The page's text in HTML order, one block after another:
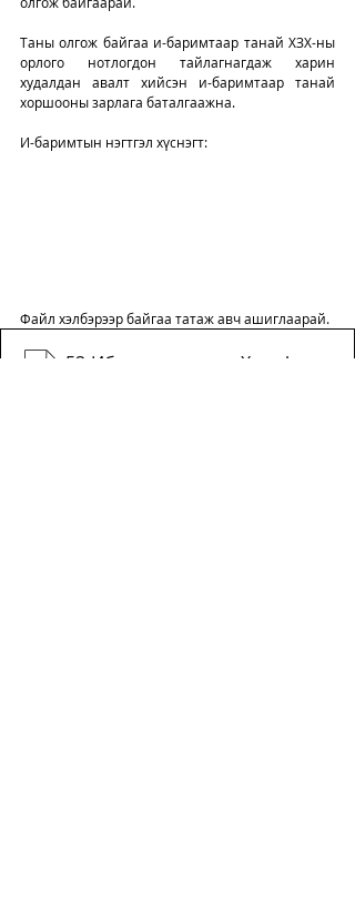
Таны олгож байгаа и-баримтаар танай ХЗХ-ны
орлого нотлогдон тайлагнагдаж харин
худалдан авалт хийсэн и-баримтаар танай
хоршооны зарлага баталгаажна.
И-баримтын нэгтгэл хүснэгт:
Файл хэлбэрээр байгаа татаж авч ашиглаарай.
53-Ибаримт нэгтгэл-ХЗХ, .xlsx